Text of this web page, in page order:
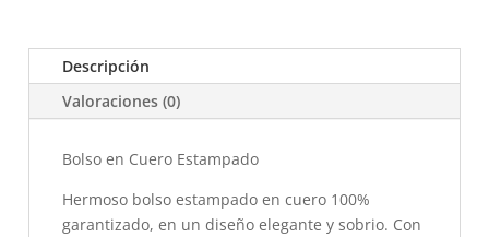
Descripción
Valoraciones (0)
Bolso en Cuero Estampado
Hermoso bolso estampado en cuero 100%
garantizado, en un diseño elegante y sobrio. Con